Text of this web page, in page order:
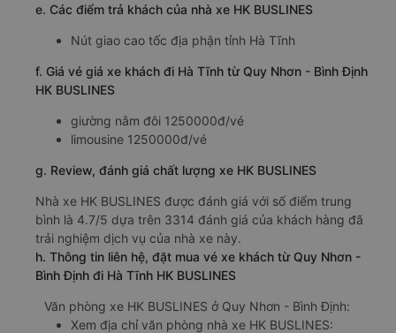
e. Các điểm trả khách của nhà xe HK BUSLINES
Nút giao cao tốc địa phận tỉnh Hà Tĩnh
f. Giá vé giá xe khách đi Hà Tĩnh từ Quy Nhơn - Bình Định
HK BUSLINES
giường nằm đôi 1250000đ/vé
limousine 1250000đ/vé
g. Review, đánh giá chất lượng xe HK BUSLINES
Nhà xe HK BUSLINES được đánh giá với số điểm trung
bình là 4.7/5 dựa trên 3314 đánh giá của khách hàng đã
trải nghiệm dịch vụ của nhà xe này.
h. Thông tin liên hệ, đặt mua vé xe khách từ Quy Nhơn -
Bình Định đi Hà Tĩnh HK BUSLINES
Văn phòng xe HK BUSLINES ở Quy Nhơn - Bình Định:
Xem địa chỉ văn phòng nhà xe HK BUSLINES: